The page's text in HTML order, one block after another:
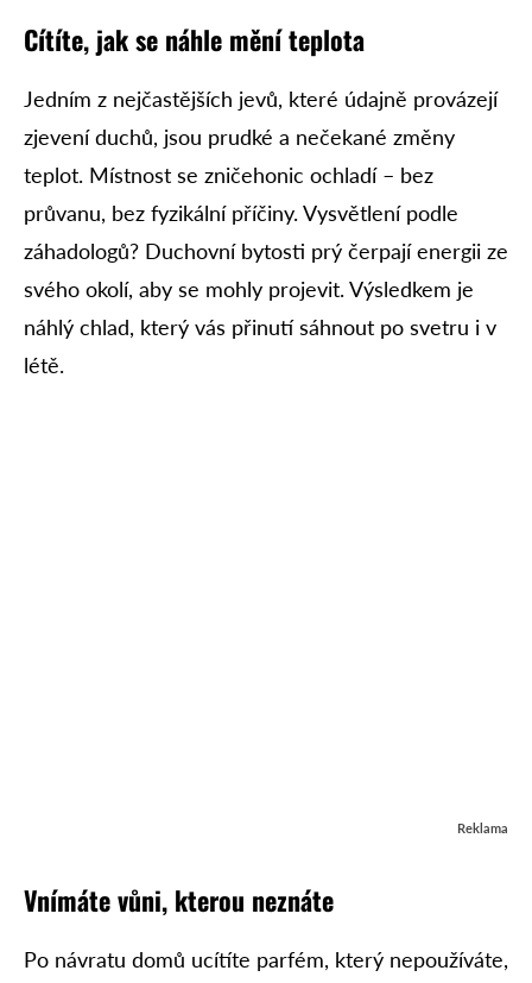
Cítíte, jak se náhle mění teplota
Jedním z nejčastějších jevů, které údajně provázejí
zjevení duchů, jsou prudké a nečekané změny
teplot. Místnost se zničehonic ochladí – bez
průvanu, bez fyzikální příčiny. Vysvětlení podle
záhadologů? Duchovní bytosti prý čerpají energii ze
svého okolí, aby se mohly projevit. Výsledkem je
náhlý chlad, který vás přinutí sáhnout po svetru i v
létě.
Reklama
Vnímáte vůni, kterou neznáte
Po návratu domů ucítíte parfém, který nepoužíváte,